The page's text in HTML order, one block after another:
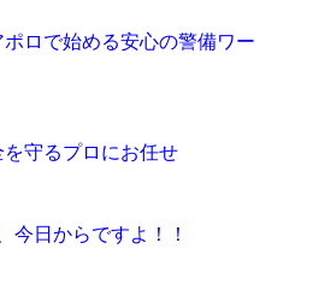
ロで始める安心の警備ワー
を守るプロにお任せ
今日からですよ！！